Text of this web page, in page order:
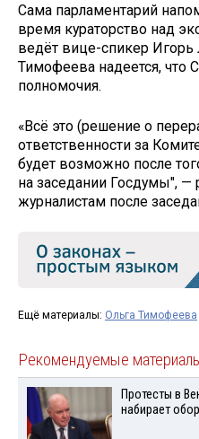
Сама парламентарий
время кураторство над
ведёт вице-спикер
Тимофеева надеется,
полномочия.
«Всё это (решение о
ответственности за
будет возможно после
на заседании Госдумы", —
журналистам после
Ещё материалы: Ольга Тимофеева
Рекомендуемые
Протесты в
набирает